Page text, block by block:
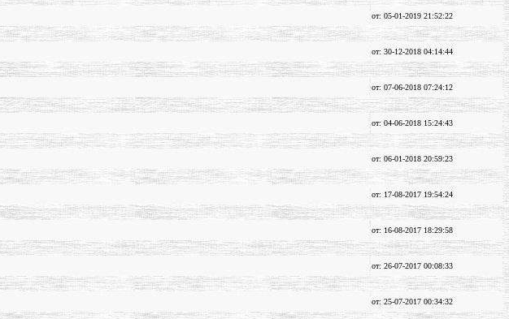
от: 05-01-2019 21:52:22
от: 30-12-2018 04:14:44
от: 07-06-2018 07:24:12
от: 04-06-2018 15:24:43
от: 06-01-2018 20:59:23
от: 17-08-2017 19:54:24
от: 16-08-2017 18:29:58
от: 26-07-2017 00:08:33
от: 25-07-2017 00:34:32